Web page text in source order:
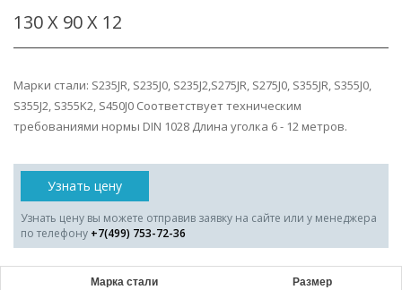
130 Х 90 Х 12
Марки стали: S235JR, S235J0, S235J2,S275JR, S275J0, S355JR, S355J0,
S355J2, S355K2, S450J0 Соответствует техническим
требованиями нормы DIN 1028 Длина уголка 6 - 12 метров.
Узнать цену
Узнать цену вы можете отправив заявку на сайте или у менеджера
по телефону +7(499) 753-72-36
Марка стали Размер